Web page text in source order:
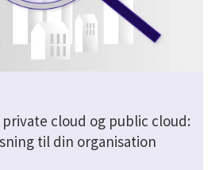
cloud og public cloud:
til din organisation